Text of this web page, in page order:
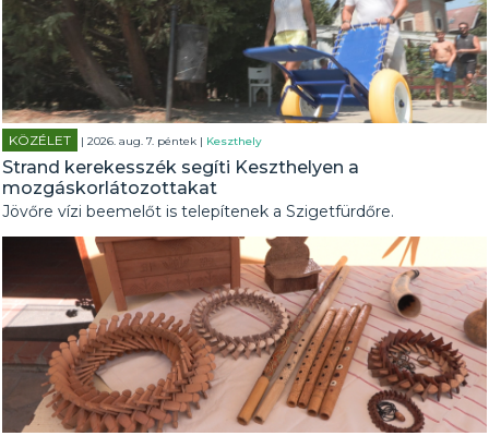
KÖZÉLET | 2026. aug. 7. péntek | Keszthely
Strand kerekesszék segíti Keszthelyen a
mozgáskorlátozottakat
Jövőre vízi beemelőt is telepítenek a Szigetfürdőre.